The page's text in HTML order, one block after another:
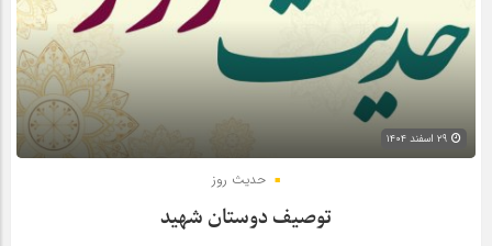
حدیث روز
توصیف دوستان شهید